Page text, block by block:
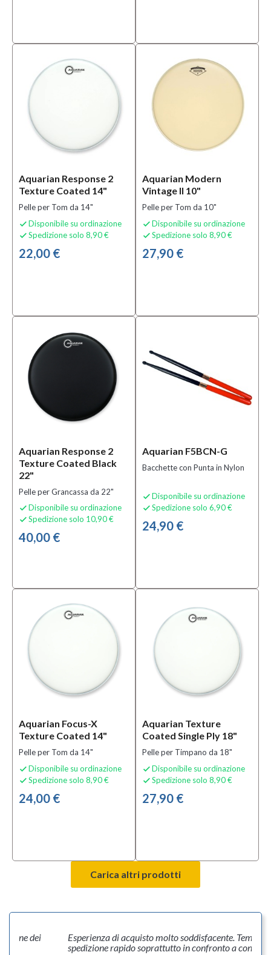
Aquarian Response 2
Texture Coated 14"
Pelle per Tom da 14"
 Disponibile su ordinazione
 Spedizione solo 8,90 €
22,00 €
Aquarian Modern
Vintage II 10"
Pelle per Tom da 10"
 Disponibile su ordinazione
 Spedizione solo 8,90 €
27,90 €
Aquarian Response 2
Texture Coated Black
22"
Pelle per Grancassa da 22"
 Disponibile su ordinazione
 Spedizione solo 10,90 €
40,00 €
Aquarian F5BCN-G
Bacchette con Punta in Nylon
 Disponibile su ordinazione
 Spedizione solo 6,90 €
24,90 €
Aquarian Focus-X
Texture Coated 14"
Pelle per Tom da 14"
 Disponibile su ordinazione
 Spedizione solo 8,90 €
24,00 €
Aquarian Texture
Coated Single Ply 18"
Pelle per Timpano da 18"
 Disponibile su ordinazione
 Spedizione solo 8,90 €
27,90 €
Carica altri prodotti
dei
Esperienza di acquisto molto soddisfacente. Tempo di
spedizione rapido soprattutto in confronto a